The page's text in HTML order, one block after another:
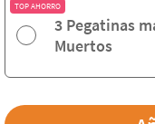
TOP AHORRO
3 Pegatinas
Muertos